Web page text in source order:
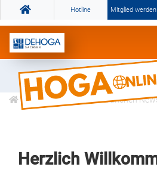
Hotline Mitglied werden
Gemeinsam
Informationen Branchen
Herzlich